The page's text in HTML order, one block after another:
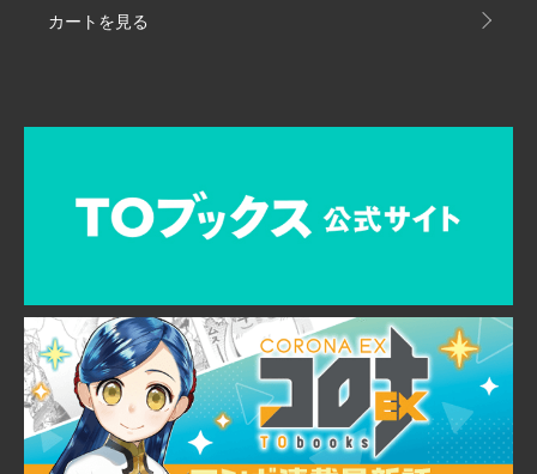
カートを見る